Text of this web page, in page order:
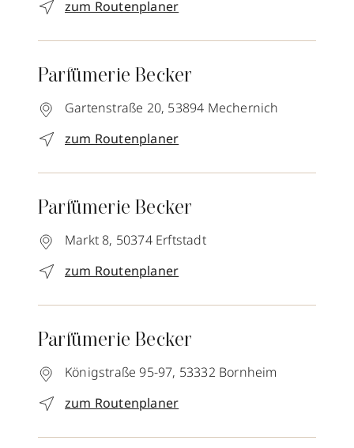
zum Routenplaner
Parfümerie Becker
Gartenstraße 20, 53894 Mechernich
zum Routenplaner
Parfümerie Becker
Markt 8, 50374 Erftstadt
zum Routenplaner
Parfümerie Becker
Königstraße 95-97, 53332 Bornheim
zum Routenplaner